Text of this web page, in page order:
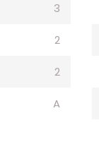
3
2
2
A